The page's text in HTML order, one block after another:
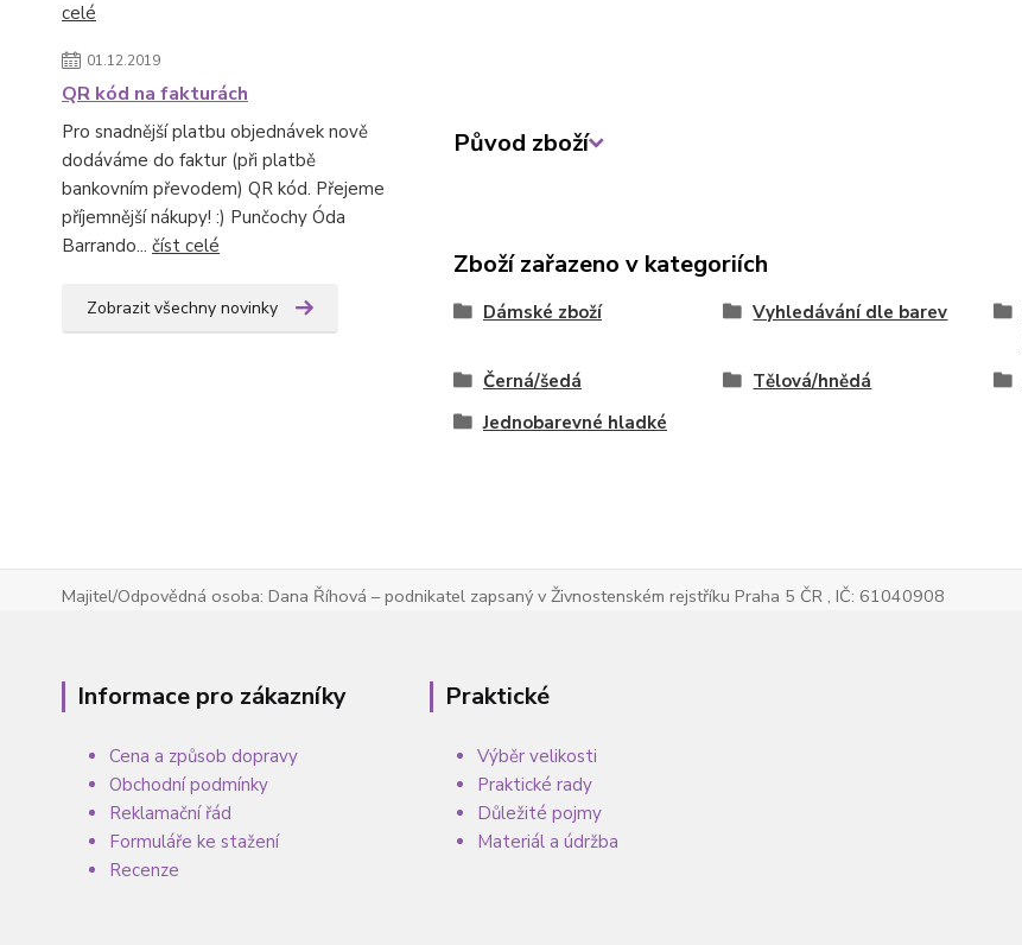
celé
01.12.2019
QR kód na fakturách
Pro snadnější platbu objednávek nově
dodáváme do faktur (při platbě
bankovním převodem) QR kód. Přejeme
příjemnější nákupy! :) Punčochy Óda
Barrando... číst celé
Zobrazit všechny novinky
Původ zboží
Zboží zařazeno v kategoriích
Dámské zboží Vyhledávání dle barev
Černá/šedá Tělová/hnědá
Jednobarevné hladké
Majitel/Odpovědná osoba: Dana Říhová – podnikatel zapsaný v Živnostenském rejstříku Praha 5 ČR , IČ: 61040908
Informace pro zákazníky
Cena a způsob dopravy
Obchodní podmínky
Reklamační řád
Formuláře ke stažení
Recenze
Praktické
Výběr velikosti
Praktické rady
Důležité pojmy
Materiál a údržba